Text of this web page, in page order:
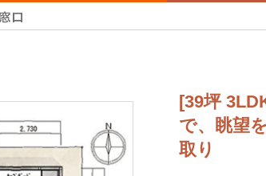
[39坪
で、眺望
取り